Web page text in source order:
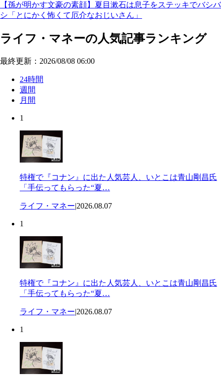
【孫が明かす文豪の素顔】夏目漱石は息子をステッキでバシバ
シ「とにかく怖くて厄介なおじいさん」
ライフ・マネーの人気記事ランキング
最終更新：2026/08/08 06:00
24時間
週間
月間
1
特権で『コナン』に出た人気芸人、いとこは青山剛昌氏
「手伝ってもらった“夏…
ライフ・マネー|2026.08.07
1
特権で『コナン』に出た人気芸人、いとこは青山剛昌氏
「手伝ってもらった“夏…
ライフ・マネー|2026.08.07
1